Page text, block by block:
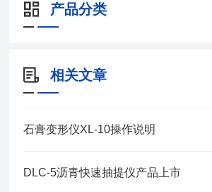
产品分类
相关文章
石膏变形仪XL-10操作说明
DLC-5沥青快速抽提仪产品上市